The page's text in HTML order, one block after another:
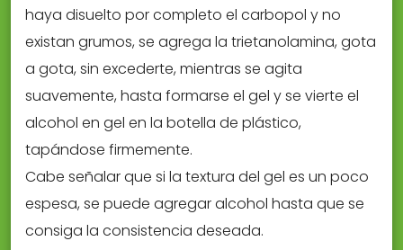
haya disuelto por completo el carbopol y no
existan grumos, se agrega la trietanolamina, gota
a gota, sin excederte, mientras se agita
suavemente, hasta formarse el gel y se vierte el
alcohol en gel en la botella de plástico,
tapándose firmemente.
Cabe señalar que si la textura del gel es un poco
espesa, se puede agregar alcohol hasta que se
consiga la consistencia deseada.